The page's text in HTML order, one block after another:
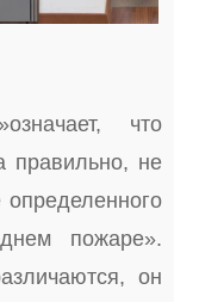
что
​​правильно, не
определенного
пожаре».
он